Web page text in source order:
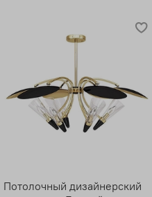
Потолочный дизайнерский